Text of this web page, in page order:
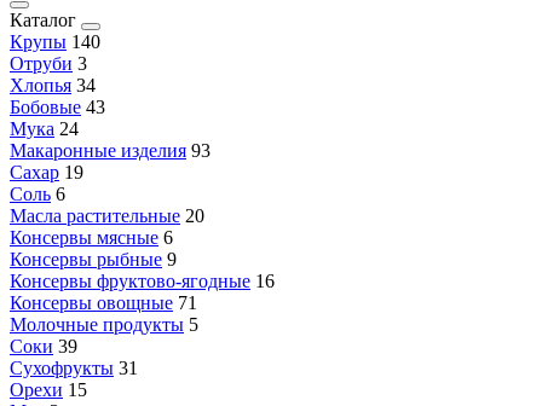
Каталог
Крупы 140
Отруби 3
Хлопья 34
Бобовые 43
Мука 24
Макаронные изделия 93
Сахар 19
Соль 6
Масла растительные 20
Консервы мясные 6
Консервы рыбные 9
Консервы фруктово-ягодные 16
Консервы овощные 71
Молочные продукты 5
Соки 39
Сухофрукты 31
Орехи 15